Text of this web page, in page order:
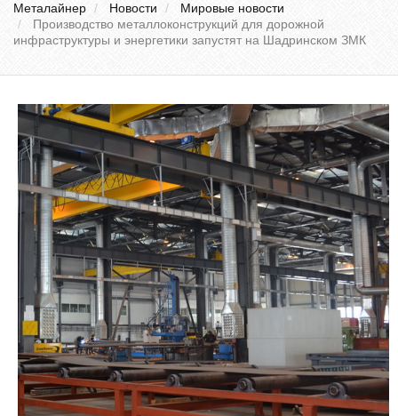
Металайнер Новости
Мировые новости
Производство металлоконструкций для дорожной
инфраструктуры и энергетики запустят на Шадринском ЗМК